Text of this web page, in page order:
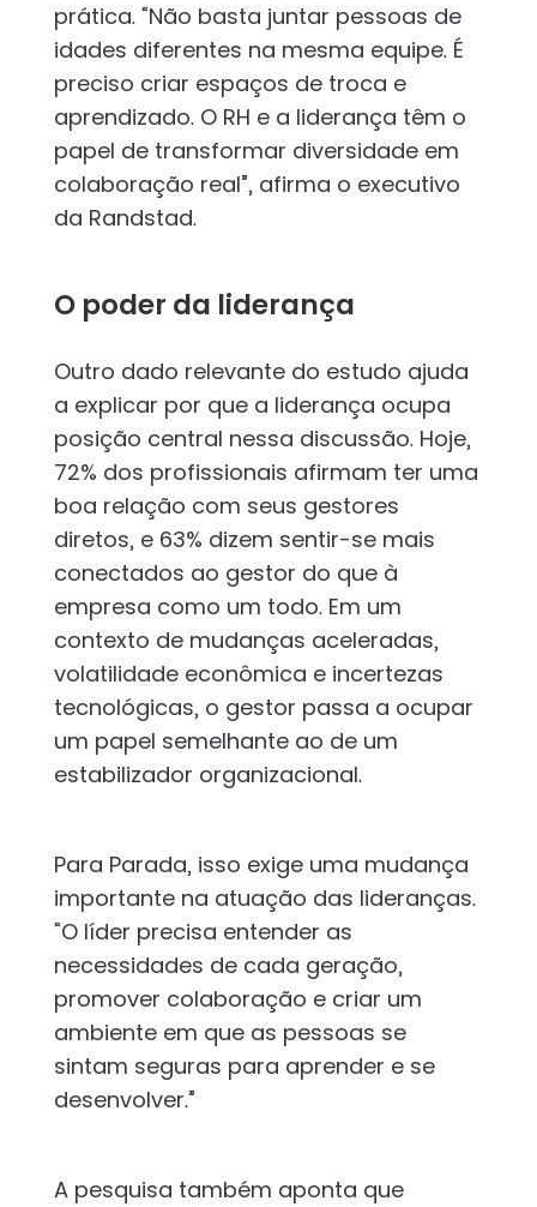
prática. “Não basta juntar pessoas de
idades diferentes na mesma equipe. É
preciso criar espaços de troca e
aprendizado. O RH e a liderança têm o
papel de transformar diversidade em
colaboração real”, afirma o executivo
da Randstad.
O poder da liderança
Outro dado relevante do estudo ajuda
a explicar por que a liderança ocupa
posição central nessa discussão. Hoje,
72% dos profissionais afirmam ter uma
boa relação com seus gestores
diretos, e 63% dizem sentir-se mais
conectados ao gestor do que à
empresa como um todo. Em um
contexto de mudanças aceleradas,
volatilidade econômica e incertezas
tecnológicas, o gestor passa a ocupar
um papel semelhante ao de um
estabilizador organizacional.
Para Parada, isso exige uma mudança
importante na atuação das lideranças.
“O líder precisa entender as
necessidades de cada geração,
promover colaboração e criar um
ambiente em que as pessoas se
sintam seguras para aprender e se
desenvolver.”
A pesquisa também aponta que